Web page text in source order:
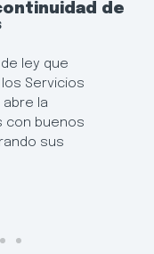
de
ley que
Servicios
abre la
con buenos
sus